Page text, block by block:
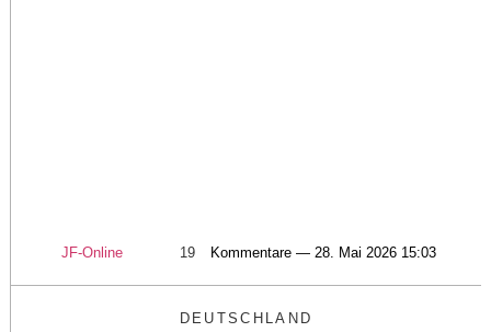
JF-Online 19 Kommentare — 28. Mai 2026 15:03
DEUTSCHLAND